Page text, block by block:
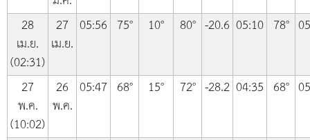
28
เม.ย.
(02:31)
27
เม.ย.
05:56 75° 10° 80° -20.6 05:10 78°
27
พ.ค.
(10:02)
26
พ.ค.
05:47 68° 15° 72° -28.2 04:35 68°